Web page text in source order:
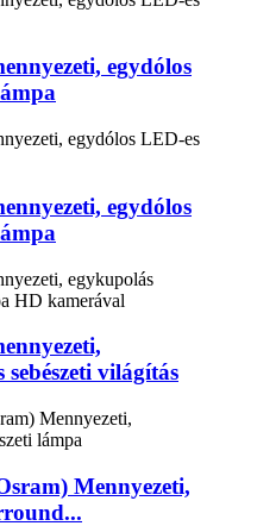
egydólos
egydólos
világítás
Mennyezeti,